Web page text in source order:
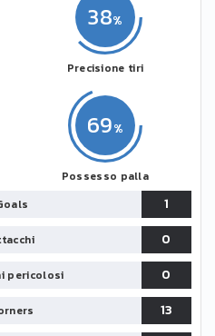
69
Possesso palla
38
Precisione tiri
1
0
pericolosi
0
13